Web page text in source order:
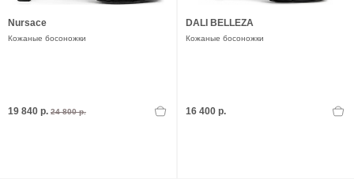
Nursace
Кожаные босоножки
19 840 р. 24 800 р.
DALI BELLEZA
Кожаные босоножки
16 400 р.